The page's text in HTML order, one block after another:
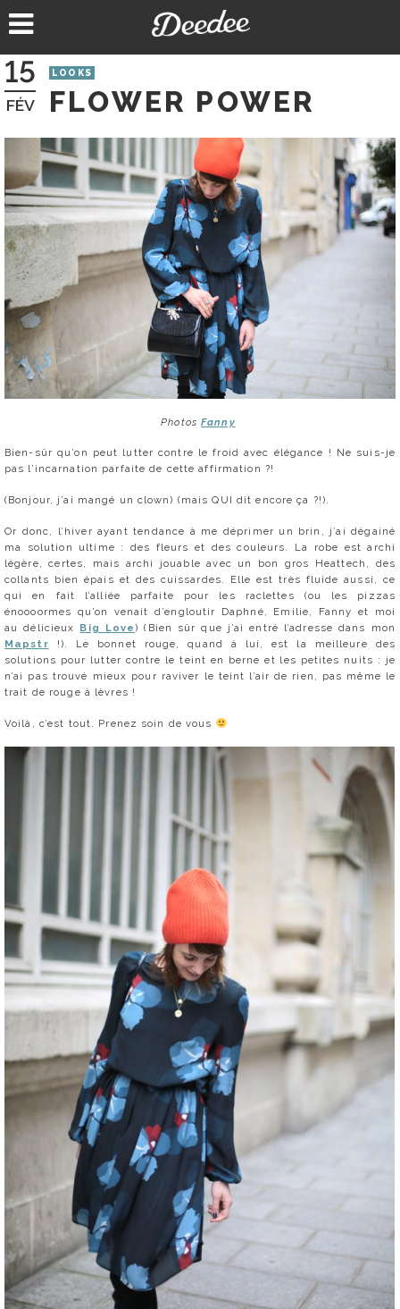
au
15
FÉV
LOOKS
FLOWER POWER
PhotosFanny
Bien-sûr qu’on peut lutter contre le froid avec élégance ! Ne suis-je
pas l’incarnation parfaite de cette affirmation ?!
(Bonjour, j’ai mangé un clown) (mais QUI dit encore ça ?!).
Or donc, l’hiver ayant tendance à me déprimer un brin, j’ai dégainé
ma solution ultime : des fleurs et des couleurs. La robe est archi
légère, certes, mais archi jouable avec un bon gros Heattech, des
collants bien épais et des cuissardes. Elle est très fluide aussi, ce
qui en fait l’alliée parfaite pour les raclettes (ou les pizzas
énoooormes qu’on venait d’engloutir Daphné, Emilie, Fanny et moi
au délicieux Big Love ) (Bien sûr que j’ai entré l’adresse dans mon
Mapstr !). Le bonnet rouge, quand à lui, est la meilleure des
solutions pour lutter contre le teint en berne et les petites nuits : je
n’ai pas trouvé mieux pour raviver le teint l’air de rien, pas même le
trait de rouge à lèvres !
Voilà, c’est tout. Prenez soin de vous